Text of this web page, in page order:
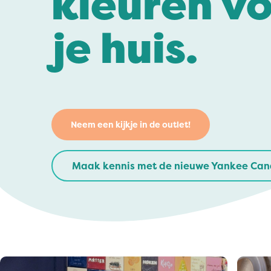
Millefiori Milano
Zusss
Boles d' Olor
Il Bucato Di Adele
Max Benjamin
je huis.
Neem een kijkje in de outlet!
Maak kennis met de nieuwe Yankee